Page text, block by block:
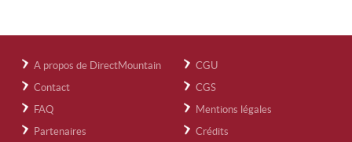
A propos de DirectMountain
Contact
FAQ
Partenaires
CGU
CGS
Mentions légales
Crédits